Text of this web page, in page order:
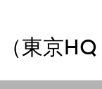
東京